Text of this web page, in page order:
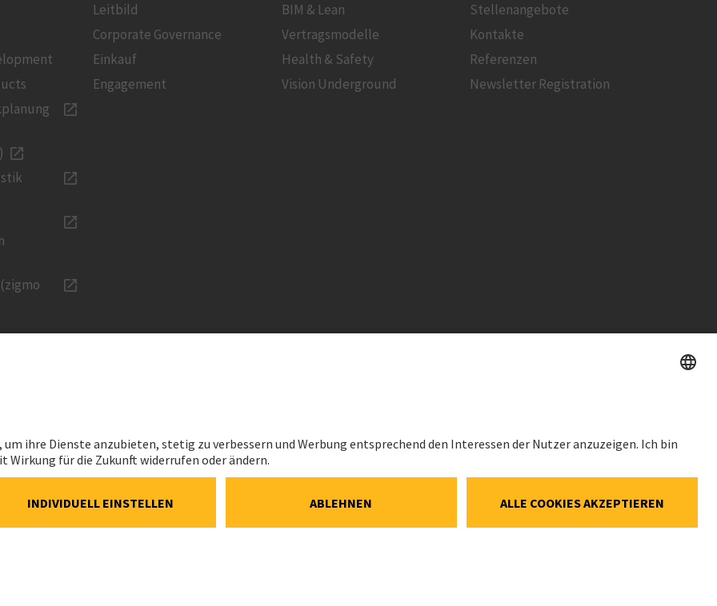
Leitbild
Corporate Governance
Einkauf
Engagement
BIM & Lean
Vertragsmodelle
Health & Safety
Vision Underground
Stellenangebote
Kontakte
Referenzen
Newsletter Registration
Jobs Schweiz
Berufserfahrene
Benefits
Datenschutz
Richtlinie
Cookie-Einstellungen
Speak Up Line
62,30 CHF
0,00 CHF (0,00%)
Details